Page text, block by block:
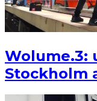
Wolume.3:
Stockholm